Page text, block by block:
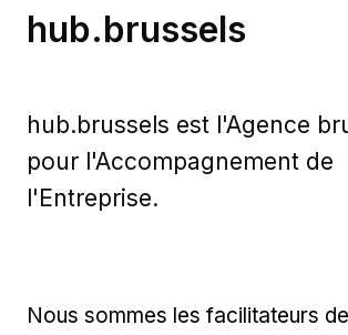
hub.brussels
hub.brussels est l'Agence
pour l'Accompagnement de
l'Entreprise.
Nous sommes les facilitateurs de